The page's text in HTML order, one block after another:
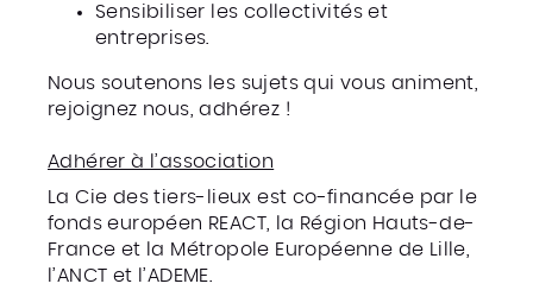
Sensibiliser les collectivités et
entreprises.
Nous soutenons les sujets qui vous animent,
rejoignez nous, adhérez !
Adhérer à l’association
La Cie des tiers-lieux est co-financée par le
fonds européen REACT, la Région Hauts-de-
France et la Métropole Européenne de Lille,
l’ANCT et l’ADEME.